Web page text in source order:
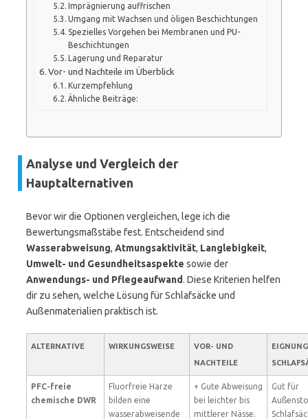
Imprägnierung auffrischen
Umgang mit Wachsen und öligen Beschichtungen
Spezielles Vorgehen bei Membranen und PU-
Beschichtungen
Lagerung und Reparatur
Vor- und Nachteile im Überblick
Kurzempfehlung
Ähnliche Beiträge:
Analyse und Vergleich der
Hauptalternativen
Bevor wir die Optionen vergleichen, lege ich die
Bewertungsmaßstäbe fest. Entscheidend sind
Wasserabweisung, Atmungsaktivität, Langlebigkeit,
Umwelt- und Gesundheitsaspekte sowie der
Anwendungs- und Pflegeaufwand. Diese Kriterien helfen
dir zu sehen, welche Lösung für Schlafsäcke und
Außenmaterialien praktisch ist.
ALTERNATIVE WIRKUNGSWEISE
VOR- UND
NACHTEILE
PFC-freie
chemische DWR
Fluorfreie Harze
bilden eine
wasserabweisende
+ Gute Abweisung
bei leichter bis
mittlerer Nässe.
Gut für